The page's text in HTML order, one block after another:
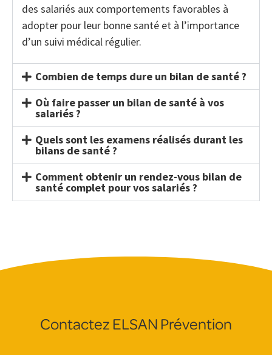
des salariés aux comportements favorables à
adopter pour leur bonne santé et à l’importance
d’un suivi médical régulier.
Combien de temps dure un bilan de santé ?
Où faire passer un bilan de santé à vos
salariés ?
Quels sont les examens réalisés durant les
bilans de santé ?
Comment obtenir un rendez-vous bilan de
santé complet pour vos salariés ?
Contactez ELSAN Prévention